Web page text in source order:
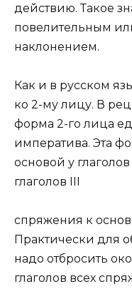
действию. Такое
повелительным
наклонением.
Как и в русском
ко 2-му лицу. В
форма 2-го лица
императива. Эта
основой у
глаголов III
спряжения к
Практически для
надо отбросить
глаголов всех